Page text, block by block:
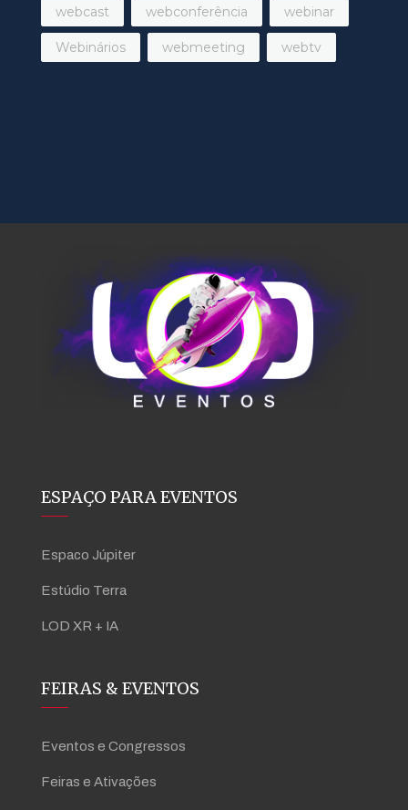
webcast webconferência webinar
Webinários webmeeting webtv
ESPAÇO PARA EVENTOS
Espaco Júpiter
Estúdio Terra
LOD XR + IA
FEIRAS & EVENTOS
Eventos e Congressos
Feiras e Ativações